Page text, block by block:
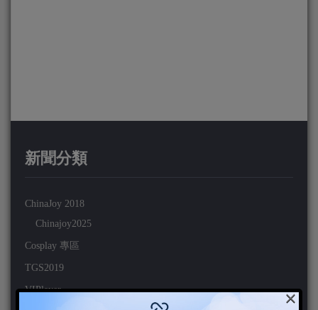
新聞分類
ChinaJoy 2018
Chinajoy2025
Cosplay 專區
TGS2019
VIPlayer ×